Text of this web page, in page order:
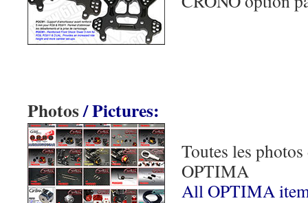
Photos/ Pictures:
Toutes les
OPTIMA
All OPTIMA